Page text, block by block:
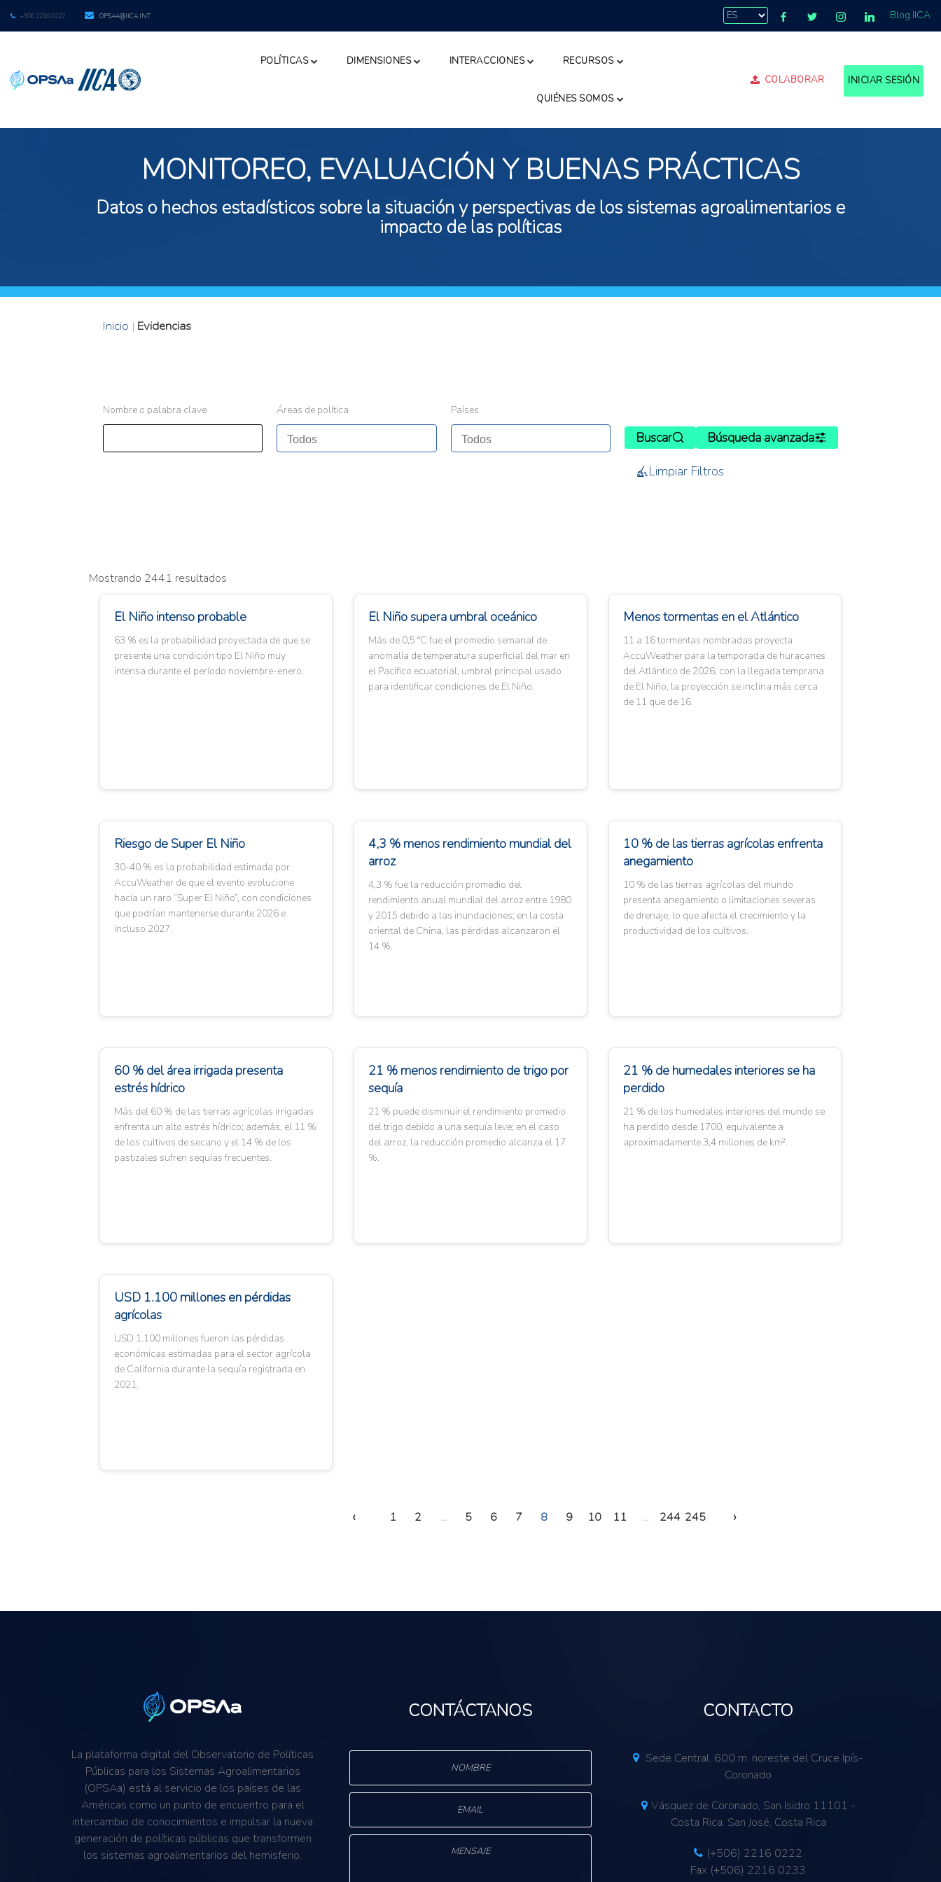
+506 2216 0222 OPSAA@IICA.INT Blog IICA
POLÍTICAS DIMENSIONES INTERACCIONES RECURSOS
QUIÉNES SOMOS
COLABORAR INICIAR SESIÓN
MONITOREO, EVALUACIÓN Y BUENAS PRÁCTICAS
Datos o hechos estadísticos sobre la situación y perspectivas de los sistemas agroalimentarios e
impacto de las políticas
Inicio | Evidencias
Nombre o palabra clave Áreas de política Países
Buscar
Búsqueda avanzada
Limpiar Filtros
Mostrando 2441 resultados
El Niño intenso probable
63 % es la probabilidad proyectada de que se
presente una condición tipo El Niño muy
intensa durante el período noviembre-enero.
El Niño supera umbral oceánico
Más de 0,5 °C fue el promedio semanal de
anomalía de temperatura superficial del mar en
el Pacífico ecuatorial, umbral principal usado
para identificar condiciones de El Niño.
Menos tormentas en el Atlántico
11 a 16 tormentas nombradas proyecta
AccuWeather para la temporada de huracanes
del Atlántico de 2026; con la llegada temprana
de El Niño, la proyección se inclina más cerca
de 11 que de 16.
Riesgo de Super El Niño
30-40 % es la probabilidad estimada por
AccuWeather de que el evento evolucione
hacia un raro “Super El Niño”, con condiciones
que podrían mantenerse durante 2026 e
incluso 2027.
4,3 % menos rendimiento mundial del
arroz
4,3 % fue la reducción promedio del
rendimiento anual mundial del arroz entre 1980
y 2015 debido a las inundaciones; en la costa
oriental de China, las pérdidas alcanzaron el
14 %.
10 % de las tierras agrícolas enfrenta
anegamiento
10 % de las tierras agrícolas del mundo
presenta anegamiento o limitaciones severas
de drenaje, lo que afecta el crecimiento y la
productividad de los cultivos.
60 % del área irrigada presenta
estrés hídrico
Más del 60 % de las tierras agrícolas irrigadas
enfrenta un alto estrés hídrico; además, el 11 %
de los cultivos de secano y el 14 % de los
pastizales sufren sequías frecuentes.
21 % menos rendimiento de trigo por
sequía
21 % puede disminuir el rendimiento promedio
del trigo debido a una sequía leve; en el caso
del arroz, la reducción promedio alcanza el 17
%.
21 % de humedales interiores se ha
perdido
21 % de los humedales interiores del mundo se
ha perdido desde 1700, equivalente a
aproximadamente 3,4 millones de km².
USD 1.100 millones en pérdidas
agrícolas
USD 1.100 millones fueron las pérdidas
económicas estimadas para el sector agrícola
de California durante la sequía registrada en
2021.
‹ 1 2 ... 5 6 7 8 9 10 11 ... 244 245 ›
La plataforma digital del Observatorio de Políticas
Públicas para los Sistemas Agroalimentarios
(OPSAa) está al servicio de los países de las
Américas como un punto de encuentro para el
intercambio de conocimientos e impulsar la nueva
generación de políticas públicas que transformen
los sistemas agroalimentarios del hemisferio.
CONTÁCTANOS CONTACTO
Sede Central. 600 m. noreste del Cruce Ipís-
Coronado
Vásquez de Coronado, San Isidro 11101 -
Costa Rica. San José, Costa Rica
(+506) 2216 0222
Fax (+506) 2216 0233